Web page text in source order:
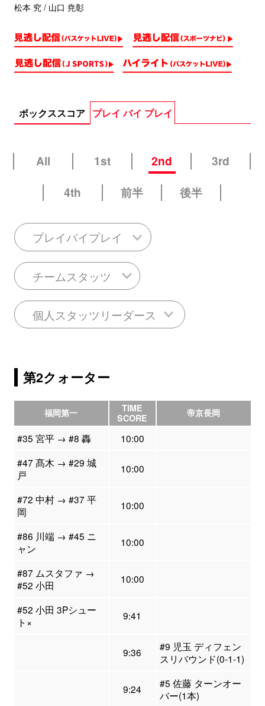
松本 究 / 山口 尭彰
ボックススコア プレイ バイ プレイ
All 1st 2nd
3rd
4th
前半 後半
プレイバイプレイ
チームスタッツ
個人スタッツリーダース
第2クォーター
福岡第一
TIME
SCORE
帝京長岡
#35 宮平 → #8 轟
10:00
#47 髙木 → #29 城
戸
10:00
#72 中村 → #37 平
岡
10:00
#86 川端 → #45 ニ
ャン
10:00
#87 ムスタファ →
#52 小田
10:00
#52 小田 3Pシュー
ト×
9:41
9:36
#9 児玉 ディフェン
スリバウンド(0-1-1)
9:24
#5 佐藤 ターンオー
バー(1本)